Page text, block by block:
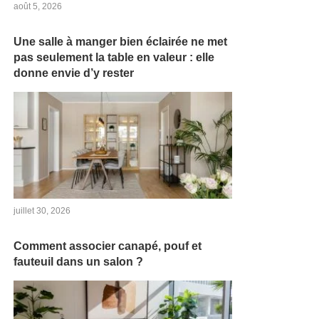
août 5, 2026
Une salle à manger bien éclairée ne met
pas seulement la table en valeur : elle
donne envie d’y rester
juillet 30, 2026
Comment associer canapé, pouf et
fauteuil dans un salon ?